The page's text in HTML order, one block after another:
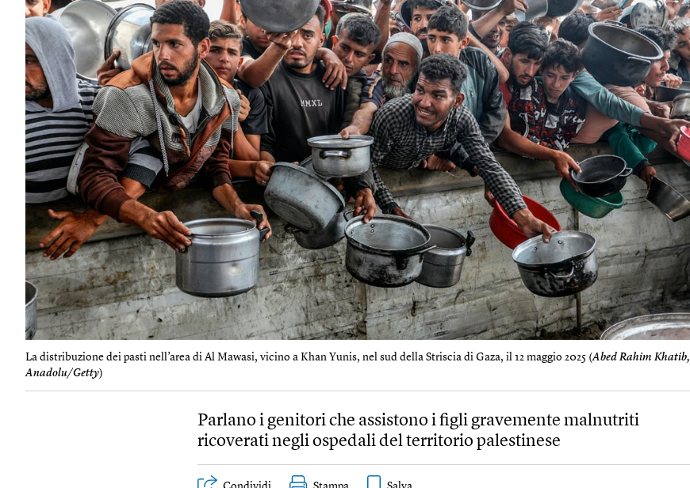
La distribuzione dei pasti nell’area di Al Mawasi, vicino a Khan Yunis, nel sud della Striscia di Gaza, il 12 maggio 2025 (Abed Rahim Khatib,
Anadolu/Getty)
Parlano i genitori che assistono i figli gravemente malnutriti
ricoverati negli ospedali del territorio palestinese